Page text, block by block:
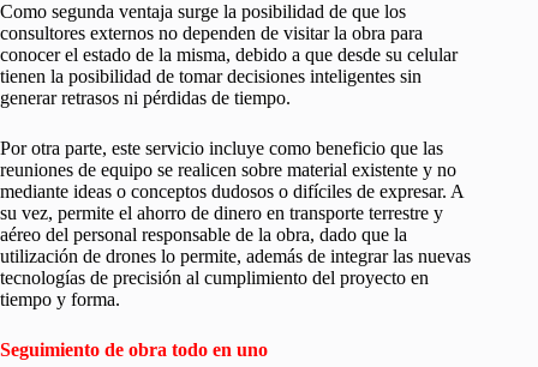
Como segunda ventaja surge la posibilidad de que los
consultores externos no dependen de visitar la obra para
conocer el estado de la misma, debido a que desde su celular
tienen la posibilidad de tomar decisiones inteligentes sin
generar retrasos ni pérdidas de tiempo.
Por otra parte, este servicio incluye como beneficio que las
reuniones de equipo se realicen sobre material existente y no
mediante ideas o conceptos dudosos o difíciles de expresar. A
su vez, permite el ahorro de dinero en transporte terrestre y
aéreo del personal responsable de la obra, dado que la
utilización de drones lo permite, además de integrar las nuevas
tecnologías de precisión al cumplimiento del proyecto en
tiempo y forma.
Seguimiento de obra todo en uno